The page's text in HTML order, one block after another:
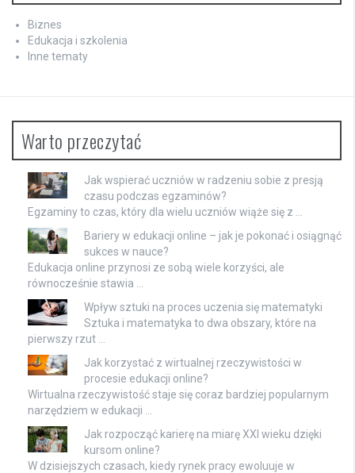
Biznes
Edukacja i szkolenia
Inne tematy
Warto przeczytać
Jak wspierać uczniów w radzeniu sobie z presją
czasu podczas egzaminów?
Egzaminy to czas, który dla wielu uczniów wiąże się z …
Bariery w edukacji online – jak je pokonać i osiągnąć
sukces w nauce?
Edukacja online przynosi ze sobą wiele korzyści, ale
równocześnie stawia …
Wpływ sztuki na proces uczenia się matematyki
Sztuka i matematyka to dwa obszary, które na
pierwszy rzut …
Jak korzystać z wirtualnej rzeczywistości w
procesie edukacji online?
Wirtualna rzeczywistość staje się coraz bardziej popularnym
narzędziem w edukacji …
Jak rozpocząć karierę na miarę XXI wieku dzięki
kursom online?
W dzisiejszych czasach, kiedy rynek pracy ewoluuje w